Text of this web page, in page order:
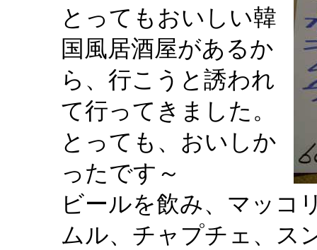
とってもおいしい韓
国風居酒屋があるか
ら、行こうと誘われ
て行ってきました。
とっても、おいしか
ったです～
ビールを飲み、マッコ
ムル、チャプチェ、ス